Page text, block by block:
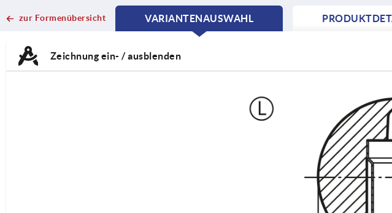
zur Formenübersicht
VARIANTENAUSWAHL
CURRENT
CURRENT
Zeichnung ein- / ausblenden